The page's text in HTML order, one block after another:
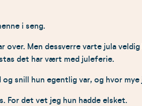
i seng.
over. Men dessverre varte jula veldig
det har vært med juleferie.
snill hun egentlig var, og hvor mye
For det vet jeg hun hadde elsket.